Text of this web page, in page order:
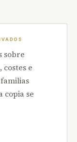
sobre
e
copia se